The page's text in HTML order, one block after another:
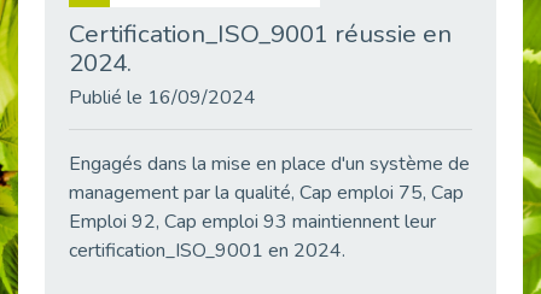
Et si le handicap ne définissait plus la carrière ?
« Confiance en soi et acceptation du handicap » : un levier puissant vers l’emploi
Publié le 22/05/2026
Certification_ISO_9001 réussie en
2024.
Publié le 16/09/2024
Engagés dans la mise en place d'un système de
management par la qualité, Cap emploi 75, Cap
Emploi 92, Cap emploi 93 maintiennent leur
certification_ISO_9001 en 2024.